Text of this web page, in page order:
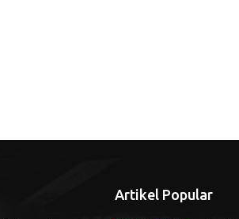
Artikel Popular